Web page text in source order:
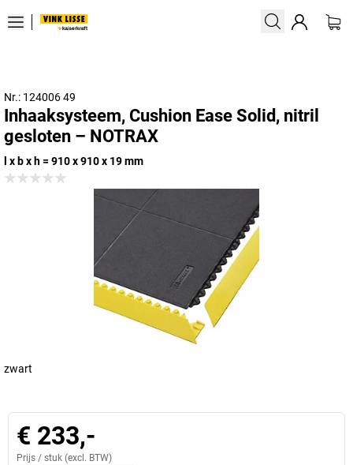
Nr.: 124006 49
Inhaaksysteem, Cushion Ease Solid, nitril
gesloten – NOTRAX
l x b x h = 910 x 910 x 19 mm
zwart
€ 233,-
Prijs / stuk (excl. BTW)